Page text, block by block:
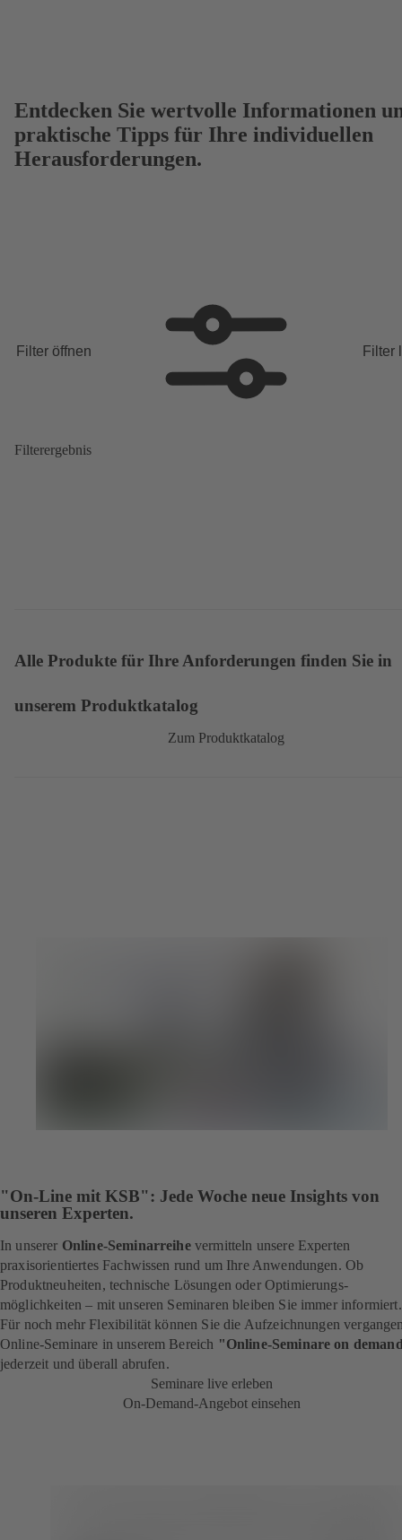
Entdecken Sie wertvolle Informationen
praktische Tipps für Ihre individuellen
Herausforderungen.
Filter öffnen Filter
Filterergebnis
Alle Produkte für Ihre Anforderungen finden Sie in
unserem Produktkatalog
Zum Produktkatalog
"On-Line mit KSB": Jede Woche neue Insights von
unseren Experten.
In unserer Online-Seminarreihevermitteln unsere Experten
praxisorientiertes Fachwissen rund um Ihre Anwendungen. Ob
Produktneuheiten, technische Lösungen oder Optimierungs­
möglichkeiten – mit unseren Seminaren bleiben Sie immer
Für noch mehr Flexibilität können Sie die Aufzeichnungen
Online-Seminare in unserem Bereich "Online-Seminare on
jederzeit und überall abrufen.
Seminare live erleben
On-Demand-Angebot einsehen